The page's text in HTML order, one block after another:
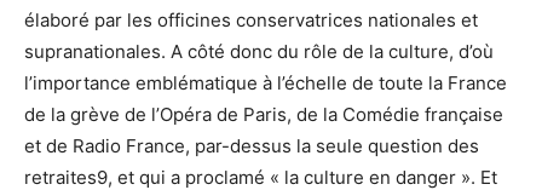
élaboré par les officines conservatrices nationales et
supranationales. A côté donc du rôle de la culture, d’où
l’importance emblématique à l’échelle de toute la France
de la grève de l’Opéra de Paris, de la Comédie française
et de Radio France, par-dessus la seule question des
retraites9, et qui a proclamé « la culture en danger ». Et